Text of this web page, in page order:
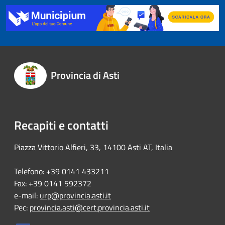
Provincia di Asti
Recapiti e contatti
Piazza Vittorio Alfieri, 33, 14100 Asti AT, Italia
Telefono: +39 0141 433211
Fax: +39 0141 592372
e-mail: urp@provincia.asti.it
Pec: provincia.asti@cert.provincia.asti.it